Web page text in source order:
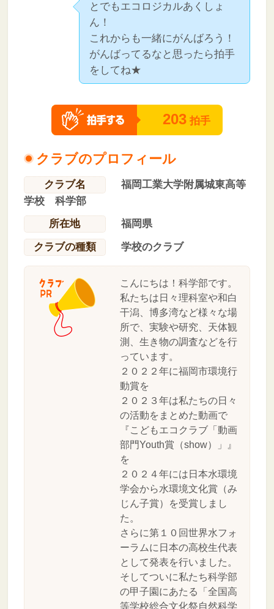
とでもエコロジカルあくしょ
ん！
これからも一緒にがんばろう！
がんばってるなと思ったら拍手
をしてね★
203 拍手
クラブのプロフィール
クラブ名
福岡工業大学附属城東高等
学校 科学部
所在地
福岡県
クラブの種類
学校のクラブ
こんにちは！科学部です。
私たちは日々理科室や和白
干潟、博多湾など様々な場
所で、実験や研究、天体観
測、生き物の調査などを行
っています。
２０２２年に福岡市環境行
動賞を
２０２３年は私たちの日々
の活動をまとめた動画で
『こどもエコクラブ「動画
部門Youth賞（show）」』
を
２０２４年には日本水環境
学会から水環境文化賞（み
じん子賞）を受賞しまし
た。
さらに第１０回世界水フォ
ーラムに日本の高校生代表
として発表を行いました。
そしてついに私たち科学部
の甲子園にあたる「全国高
等学校総合文化祭自然科学